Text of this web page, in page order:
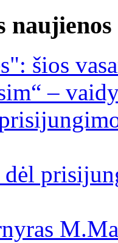
naujienos
šios
–
dėl